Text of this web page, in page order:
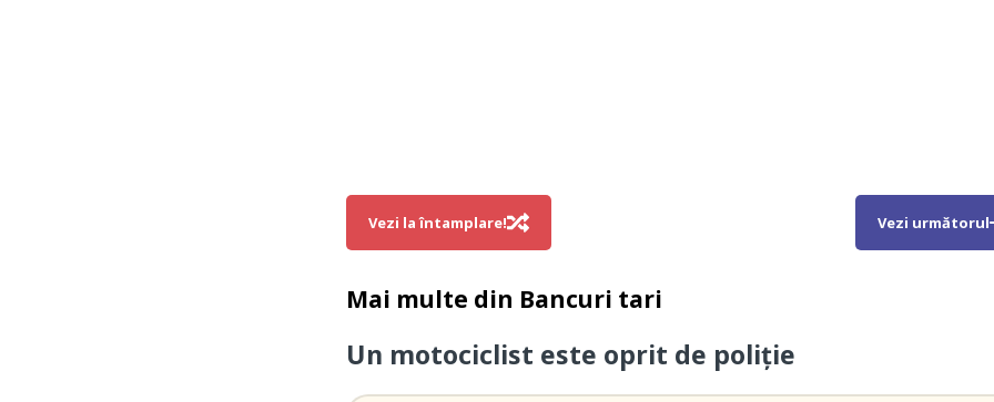
Vezi la întamplare! Vezi următorul
Mai multe din Bancuri tari
Un motociclist este oprit de poliție